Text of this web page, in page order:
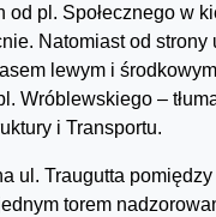
pl. Społecznego w
Natomiast od strony
lewym i
Wróblewskiego –
i Transportu.
ul. Traugutta
torem